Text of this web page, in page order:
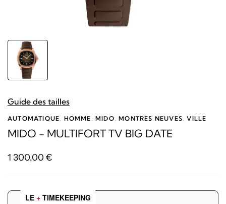
Guide des tailles
AUTOMATIQUE HOMME ,MIDO ,MONTRES NEUVES ,VILLE
MIDO - MULTIFORT TV BIG DATE
1 300,00 €
LE + TIMEKEEPING